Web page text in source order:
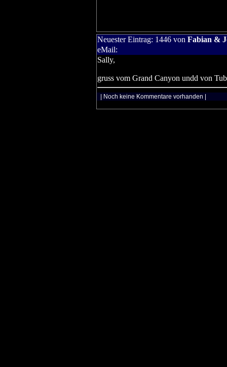
Neuester Eintrag: 1446 von Fabian &
eMail:
Sally,
gruss vom Grand Canyon undd von
| Noch keine Kommentare vorhanden |